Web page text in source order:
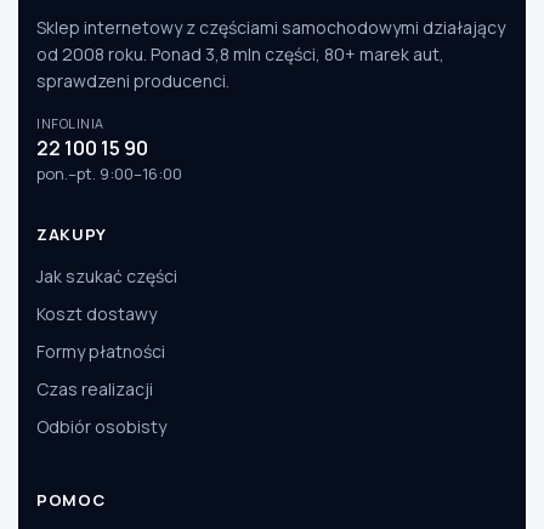
Sklep internetowy z częściami samochodowymi działający
od 2008 roku. Ponad 3,8 mln części, 80+ marek aut,
sprawdzeni producenci.
INFOLINIA
22 100 15 90
pon.–pt. 9:00–16:00
ZAKUPY
Jak szukać części
Koszt dostawy
Formy płatności
Czas realizacji
Odbiór osobisty
POMOC